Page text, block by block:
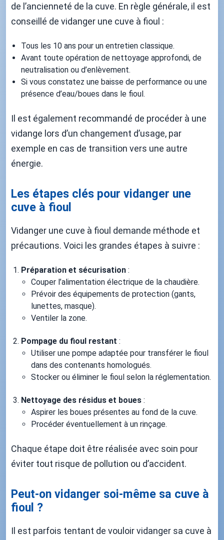
de l’ancienneté de la cuve. En règle générale, il est
conseillé de vidanger une cuve à fioul :
Tous les 10 ans pour un entretien classique.
Avant toute opération de nettoyage approfondi, de
neutralisation ou d’enlèvement.
Si vous constatez une baisse de performance ou une
présence d’eau/boues dans le fioul.
Il est également recommandé de procéder à une
vidange lors d’un changement d’usage, par
exemple en cas de transition vers une autre
énergie.
Les étapes clés pour vidanger une
cuve à fioul
Vidanger une cuve à fioul demande méthode et
précautions. Voici les grandes étapes à suivre :
Préparation et sécurisation :
Couper l’alimentation électrique de la chaudière.
Prévoir des équipements de protection (gants,
lunettes, masque).
Ventiler la zone.
Pompage du fioul restant :
Utiliser une pompe adaptée pour transférer le fioul
dans des contenants homologués.
Stocker ou éliminer le fioul selon la réglementation.
Nettoyage des résidus et boues :
Aspirer les boues présentes au fond de la cuve.
Procéder éventuellement à un rinçage.
Chaque étape doit être réalisée avec soin pour
éviter tout risque de pollution ou d’accident.
Peut-on vidanger soi-même sa cuve à
fioul ?
Il est parfois tentant de vouloir vidanger sa cuve à